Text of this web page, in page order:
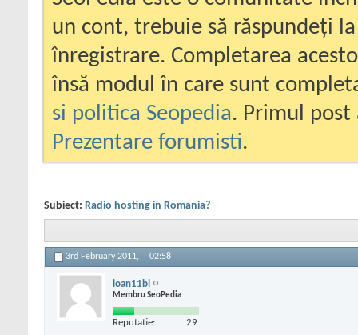
un cont, trebuie să răspundeți
înregistrare. Completarea
însă modul în care sunt
si politica Seopedia. Primul
Prezentare forumisti.
Subiect: Radio hosting in Romania?
3rd February 2011, 02:58
ioan11bl
Membru SeoPedia
Reputatie: 29